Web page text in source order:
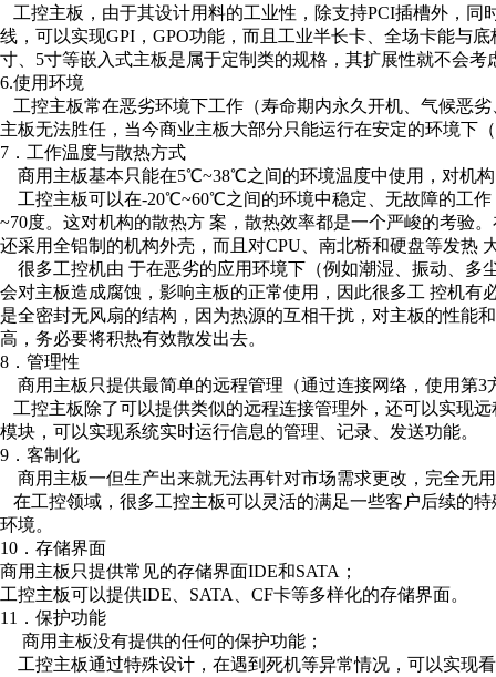
工控主板，由于其设计用料的工业性，除支持PCI插槽外，同
线，可以实现GPI，GPO功能，而且工业半长卡、全场卡能与
寸、5寸等嵌入式主板是属于定制类的规格，其扩展性就不会考
6.使用环境
工控主板常在恶劣环境下工作（寿命期内永久开机、气候恶
主板无法胜任，当今商业主板大部分只能运行在安定的环境下
7．工作温度与散热方式
商用主板基本只能在5℃~38℃之间的环境温度中使用，对机
工控主板可以在-20℃~60℃之间的环境中稳定、无故障的工
~70度。这对机构的散热方 案，散热效率都是一个严峻的考验
还采用全铝制的机构外壳，而且对CPU、南北桥和硬盘等发热
很多工控机由 于在恶劣的应用环境下（例如潮湿、振动、多
会对主板造成腐蚀，影响主板的正常使用，因此很多工 控机
是全密封无风扇的结构，因为热源的互相干扰，对主板的性能
高，务必要将积热有效散发出去。
8．管理性
商用主板只提供最简单的远程管理（通过连接网络，使用第
工控主板除了可以提供类似的远程连接管理外，还可以实现
模块，可以实现系统实时运行信息的管理、记录、发送功能。
9．客制化
商用主板一但生产出来就无法再针对市场需求更改，完全无
在工控领域，很多工控主板可以灵活的满足一些客户后续的
环境。
10．存储界面
商用主板只提供常见的存储界面IDE和SATA；
工控主板可以提供IDE、SATA、CF卡等多样化的存储界面。
11．保护功能
商用主板没有提供的任何的保护功能；
工控主板通过特殊设计，在遇到死机等异常情况，可以实现